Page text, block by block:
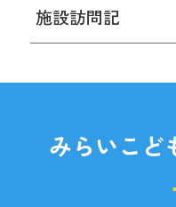
施設訪問記
みらいこど